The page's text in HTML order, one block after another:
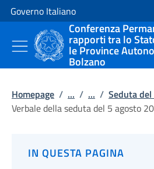
Vai al contenuto
Vai alla navigazione del sito
Governo Italiano
Conferenza
rapporti tra lo
le Province
Bolzano
Homepage / ... / ... / Seduta
Verbale della seduta del 5 agosto
IN QUESTA PAGINA